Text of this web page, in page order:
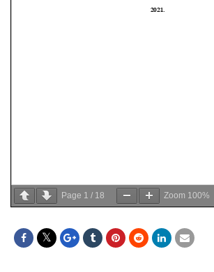
Page 1 / 18 Zoom 100%